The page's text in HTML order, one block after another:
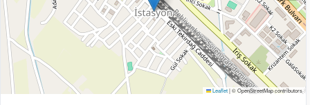
Leaflet|© OpenStreetMap contributors